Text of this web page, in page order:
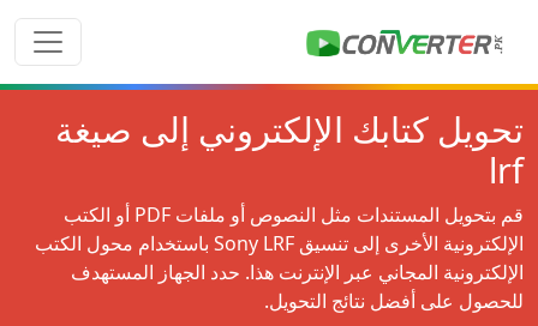
تحويل كتابك الإلكتروني إلى صيغة
lrf
قم بتحويل المستندات مثل النصوص أو ملفات PDF أو الكتب
الإلكترونية الأخرى إلى تنسيق Sony LRF باستخدام محول الكتب
الإلكترونية المجاني عبر الإنترنت هذا. حدد الجهاز المستهدف
للحصول على أفضل نتائج التحويل.